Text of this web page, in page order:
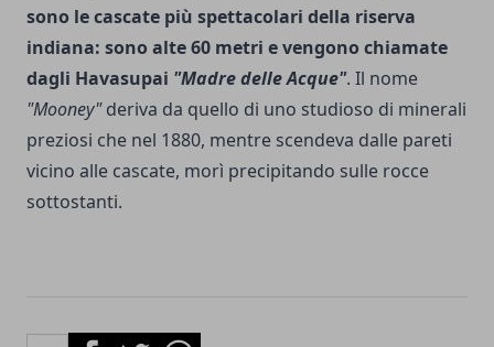
sono le cascate più spettacolari della riserva
indiana: sono alte 60 metri e vengono chiamate
dagli Havasupai "Madre delle Acque". Il nome
"Mooney"deriva da quello di uno studioso di minerali
preziosi che nel 1880, mentre scendeva dalle pareti
vicino alle cascate, morì precipitando sulle rocce
sottostanti.